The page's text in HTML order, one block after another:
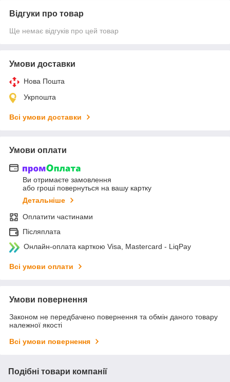
Відгуки про товар
Ще немає відгуків про цей товар
Умови доставки
Нова Пошта
Укрпошта
Всі умови доставки
Умови оплати
Ви отримаєте замовлення
або гроші повернуться на вашу картку
Детальніше
Оплатити частинами
Післяплата
Онлайн-оплата карткою Visa, Mastercard - LiqPay
Всі умови оплати
Умови повернення
Законом не передбачено повернення та обмін даного товару
належної якості
Всі умови повернення
Подібні товари компанії